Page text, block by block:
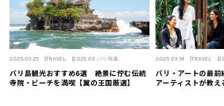
バリ島観光おすすめ6選 絶景に佇む伝統
寺院・ビーチを満喫【翼の王国厳選】
2025.03.25 TRAVEL 2025.03 バリ特集
バリ・アートの最
アーティストが教
2025.03.18 TRAVEL